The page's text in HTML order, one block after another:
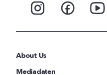
About Us
Mediadaten